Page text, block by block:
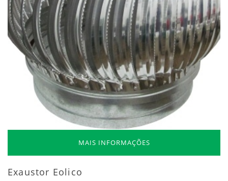
MAIS INFORMAÇÕES
Exaustor Eolico